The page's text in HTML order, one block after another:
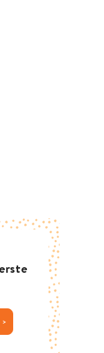
JOUW NIEUWSBRIEFKEUZE >